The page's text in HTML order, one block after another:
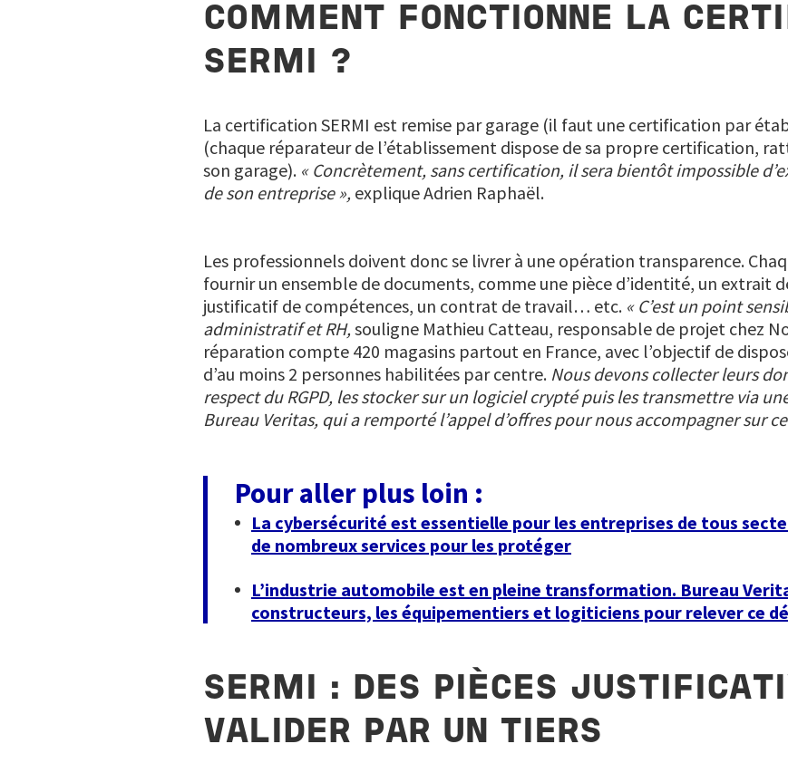
COMMENT FONCTIONNE LA
SERMI ?
La certification SERMI est remise par garage (il faut une certification par
(chaque réparateur de l’établissement dispose de sa propre certification,
son garage). « Concrètement, sans certification, il sera bientôt impossible
de son entreprise », explique Adrien Raphaël.
Les professionnels doivent donc se livrer à une opération transparence.
fournir un ensemble de documents, comme une pièce d’identité, un extrait
justificatif de compétences, un contrat de travail… etc. « C’est un point
administratif et RH, souligne Mathieu Catteau, responsable de projet chez
réparation compte 420 magasins partout en France, avec l’objectif de
d’au moins 2 personnes habilitées par centre. Nous devons collecter leurs
respect du RGPD, les stocker sur un logiciel crypté puis les transmettre via
Bureau Veritas, qui a remporté l’appel d’offres pour nous accompagner sur
Pour aller plus loin :
La cybersécurité est essentielle pour les entreprises de tous
de nombreux services pour les protéger
L’industrie automobile est en pleine transformation. Bureau
constructeurs, les équipementiers et logiticiens pour relever ce
SERMI : DES PIÈCES
VALIDER PAR UN TIERS